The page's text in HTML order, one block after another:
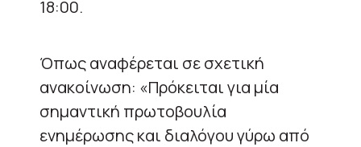
18:00.
Όπως αναφέρεται σε σχετική
ανακοίνωση: «Πρόκειται για μία
σημαντική πρωτοβουλία
ενημέρωσης και διαλόγου γύρω από